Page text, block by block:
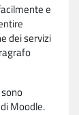
e
dei servizi
Moodle.